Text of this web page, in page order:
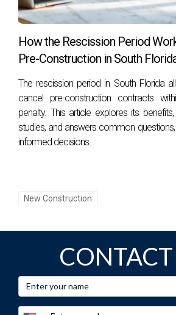
How the Rescission Period
Pre-Construction in South
The rescission period in South Florida
cancel pre-construction contracts
penalty. This article explores its
studies, and answers common
informed decisions.
New Construction